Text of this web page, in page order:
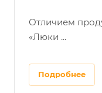
Отличием
«Люки ...
Подробнее